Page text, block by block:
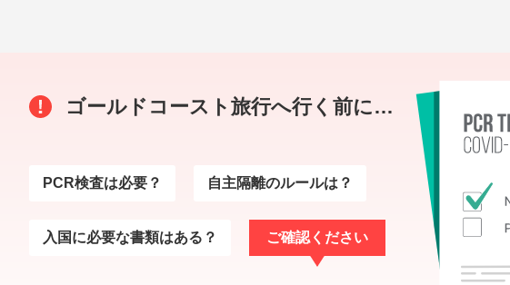
ゴールドコースト旅行へ行く前に…
PCR検査は必要？ 自主隔離のルールは？
入国に必要な書類はある？ ご確認ください